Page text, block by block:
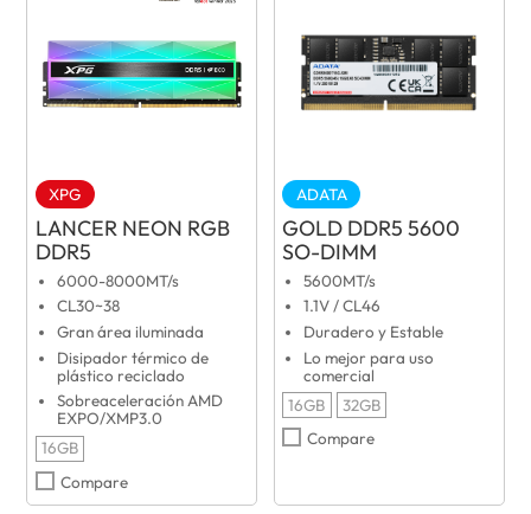
XPG
LANCER NEON RGB
DDR5
6000-8000MT/s
CL30~38
Gran área iluminada
Disipador térmico de
plástico reciclado
Sobreaceleración AMD
EXPO/XMP3.0
16GB
Compare
ADATA
GOLD DDR5 5600
SO-DIMM
5600MT/s
1.1V / CL46
Duradero y Estable
Lo mejor para uso
comercial
16GB
32GB
Compare